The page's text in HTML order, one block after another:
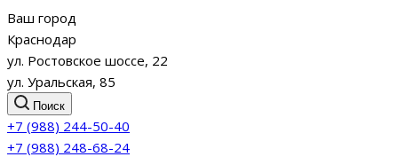
Ваш город
Краснодар
ул. Ростовское шоссе, 22
ул. Уральская, 85
Поиск
+7 (988) 244-50-40
+7 (988) 248-68-24